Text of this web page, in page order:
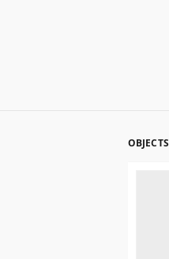
OBJECTS